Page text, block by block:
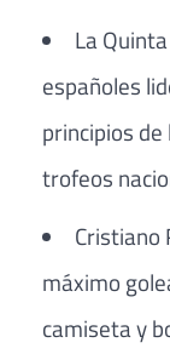
La
españoles
principios
trofeos
Cristiano
máximo
camiseta y